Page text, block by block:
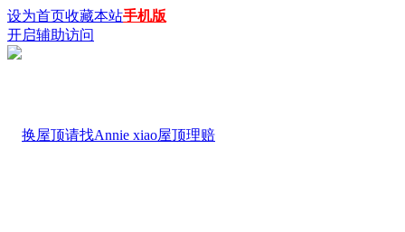
设为首页收藏本站手机版
开启辅助访问